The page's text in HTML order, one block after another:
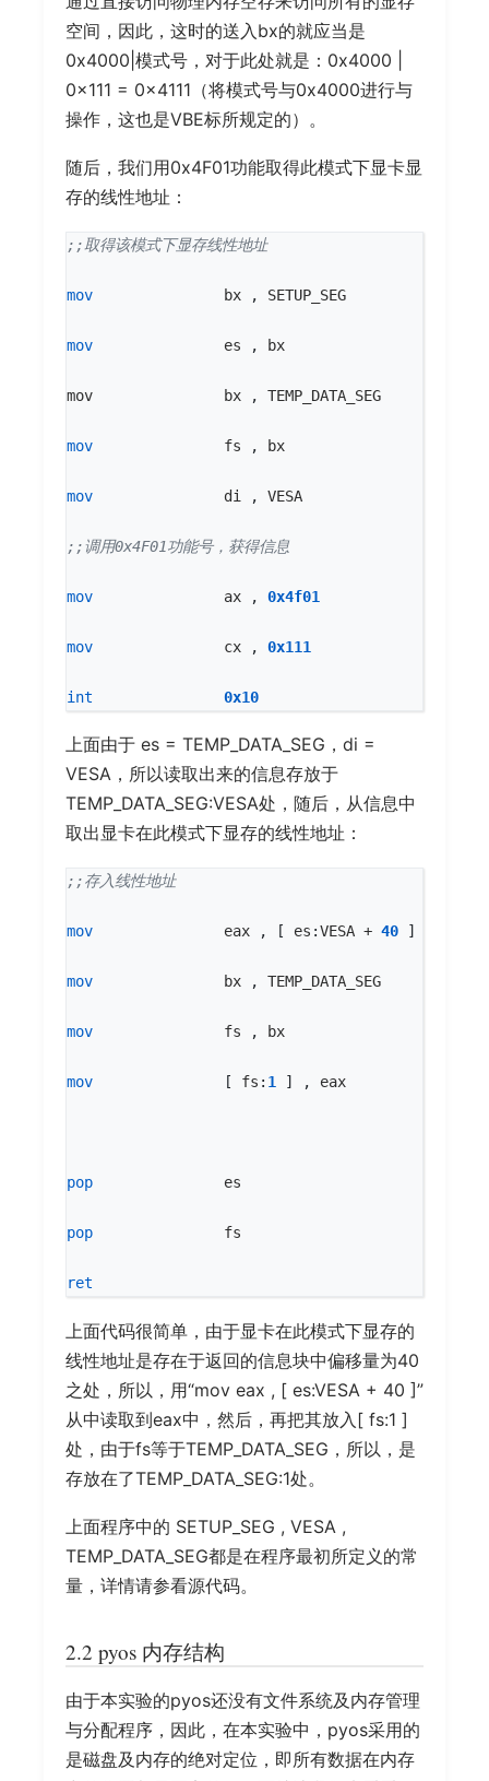
空间，因此，这时的送入bx的就应当是
0x4000|模式号，对于此处就是：0x4000 |
0x111 = 0x4111（将模式号与0x4000进行与
操作，这也是VBE标所规定的）。
随后，我们用0x4F01功能取得此模式下显卡显
存的线性地址：
mov bx , SETUP_SEG
mov es , bx
mov bx , TEMP_DATA_SEG
mov fs , bx
mov di , VESA
mov ax , 0x4f01
mov cx , 0x111
int 0x10
上面由于 es = TEMP_DATA_SEG，di =
VESA，所以读取出来的信息存放于
TEMP_DATA_SEG:VESA处，随后，从信息中
取出显卡在此模式下显存的线性地址：
mov eax , [ es :VESA + 40 ]
mov bx , TEMP_DATA_SEG
mov fs , bx
mov [ fs : 1 ] , eax
pop es
pop fs
ret
上面代码很简单，由于显卡在此模式下显存的
线性地址是存在于返回的信息块中偏移量为40
之处，所以，用“mov eax , [ es:VESA + 40 ]”
从中读取到eax中，然后，再把其放入[ fs:1 ]
处，由于fs等于TEMP_DATA_SEG，所以，是
存放在了TEMP_DATA_SEG:1处。
上面程序中的 SETUP_SEG , VESA ,
TEMP_DATA_SEG都是在程序最初所定义的常
量，详情请参看源代码。
2.2 pyos 内存结构
由于本实验的pyos还没有文件系统及内存管理
与分配程序，因此，在本实验中，pyos采用的
是磁盘及内存的绝对定位，即所有数据在内存